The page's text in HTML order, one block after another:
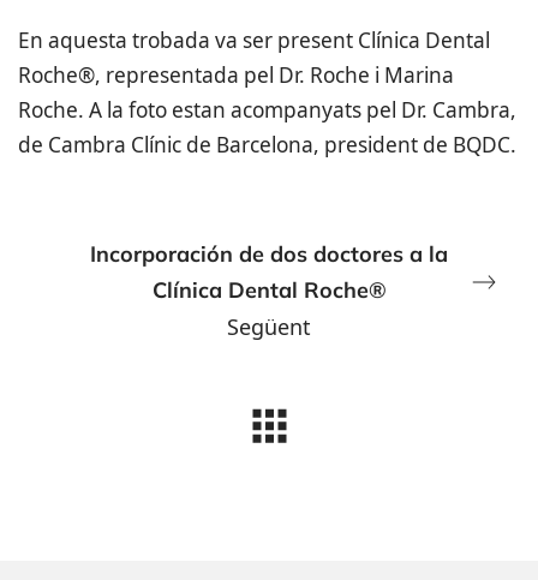
En aquesta trobada va ser present Clínica Dental
Roche®, representada pel Dr. Roche i Marina
Roche. A la foto estan acompanyats pel Dr. Cambra,
de Cambra Clínic de Barcelona, ​​president de BQDC.
Incorporación de dos doctores a la
Clínica Dental Roche®
Següent